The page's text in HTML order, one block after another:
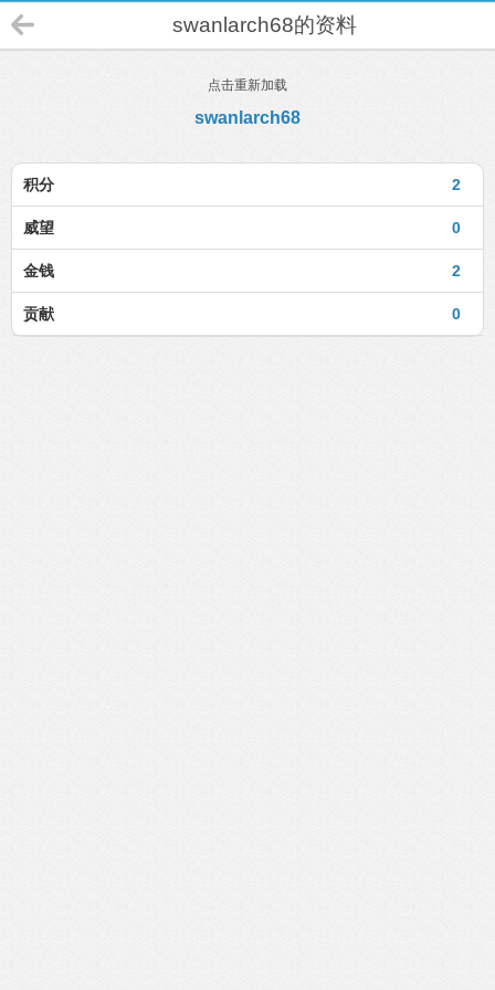
swanlarch68的资料
点击重新加载
swanlarch68
2
积分
0
威望
2
金钱
0
贡献